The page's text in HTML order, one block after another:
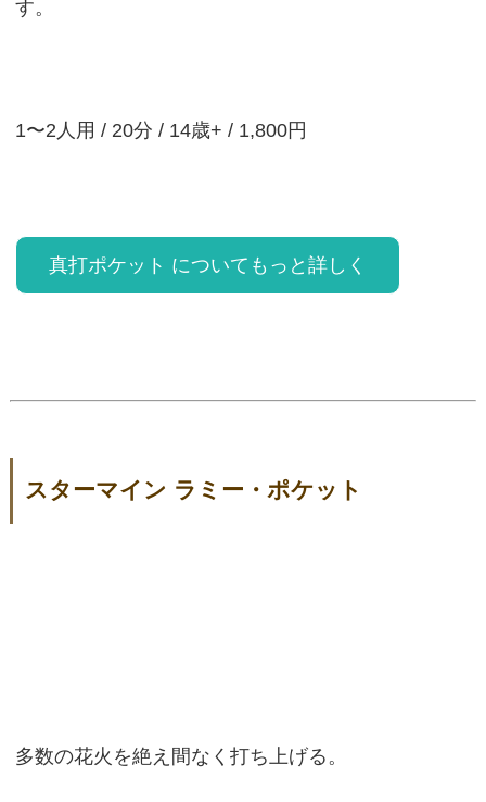
す。
1〜2人用 / 20分 / 14歳+ / 1,800円
真打ポケット についてもっと詳しく
スターマイン ラミー・ポケット
多数の花火を絶え間なく打ち上げる。